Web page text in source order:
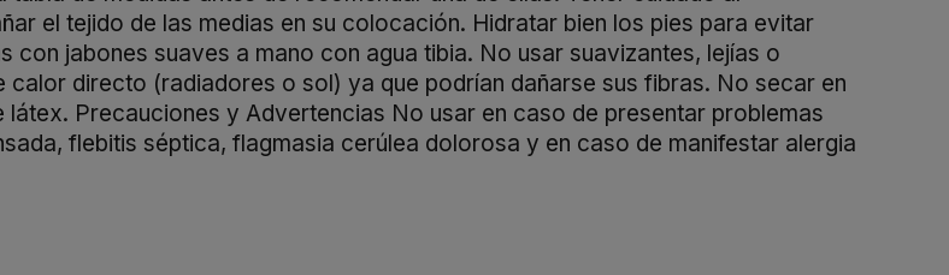
el tejido de las medias en su colocación. Hidratar bien los pies para evitar
con jabones suaves a mano con agua tibia. No usar suavizantes, lejías o
directo (radiadores o sol) ya que podrían dañarse sus fibras. No secar en
Precauciones y Advertencias No usar en caso de presentar problemas
flebitis séptica, flagmasia cerúlea dolorosa y en caso de manifestar alergia